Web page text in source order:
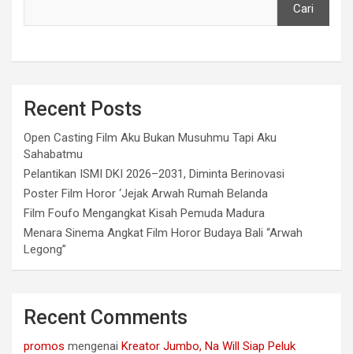
Cari
Recent Posts
Open Casting Film Aku Bukan Musuhmu Tapi Aku
Sahabatmu
Pelantikan ISMI DKI 2026–2031, Diminta Berinovasi
Poster Film Horor ‘Jejak Arwah Rumah Belanda
Film Foufo Mengangkat Kisah Pemuda Madura
Menara Sinema Angkat Film Horor Budaya Bali “Arwah
Legong”
Recent Comments
promos mengenai Kreator Jumbo, Na Will Siap Peluk